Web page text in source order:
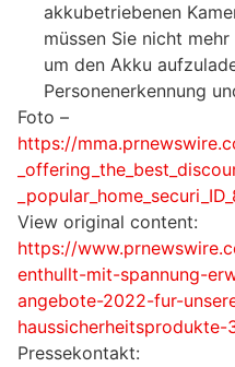
akkubetriebenen
müssen Sie nicht
um den Akku
Personenerkennung
Foto –
https://
View original content:
https://
enthullt-mit-spannung-
angebote-2022-fur-
haussicherheitsprodukte-
Pressekontakt: